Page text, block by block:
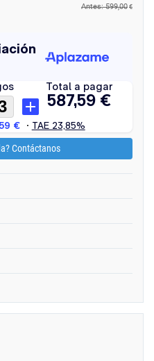
Antes: 599,00 €
Contáctanos